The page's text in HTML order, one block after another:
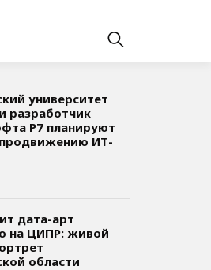
университет
разработчик
P7 планируют
ИТ-
дата-арт
на ЦИПР: живой
области